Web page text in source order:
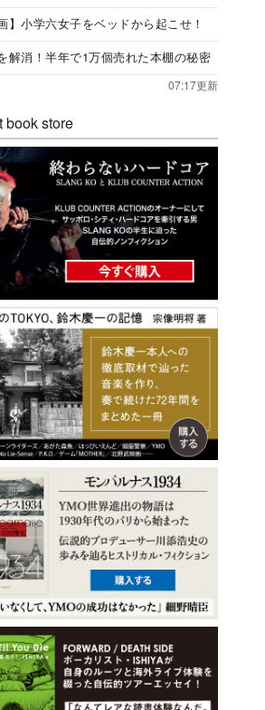
】小学六女子をベッドから起こせ！
解消！半年で1万個売れた本棚の秘密
07:17更新
book store